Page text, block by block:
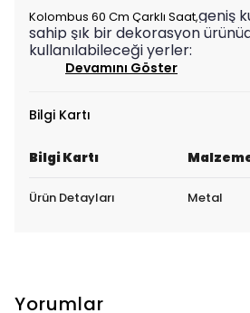
Kolombus 60 Cm Çarklı Saat,geniş
sahip şık bir dekorasyon
kullanılabileceği yerler:
Devamını Göster
Bilgi Kartı
Bilgi Kartı
Ürün Detayları Metal
Yorumlar